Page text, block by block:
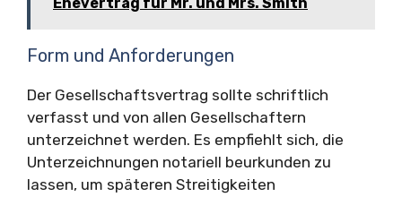
Form und Anforderungen
Der Gesellschaftsvertrag sollte schriftlich
verfasst und von allen Gesellschaftern
unterzeichnet werden. Es empfiehlt sich, die
Unterzeichnungen notariell beurkunden zu
lassen, um späteren Streitigkeiten